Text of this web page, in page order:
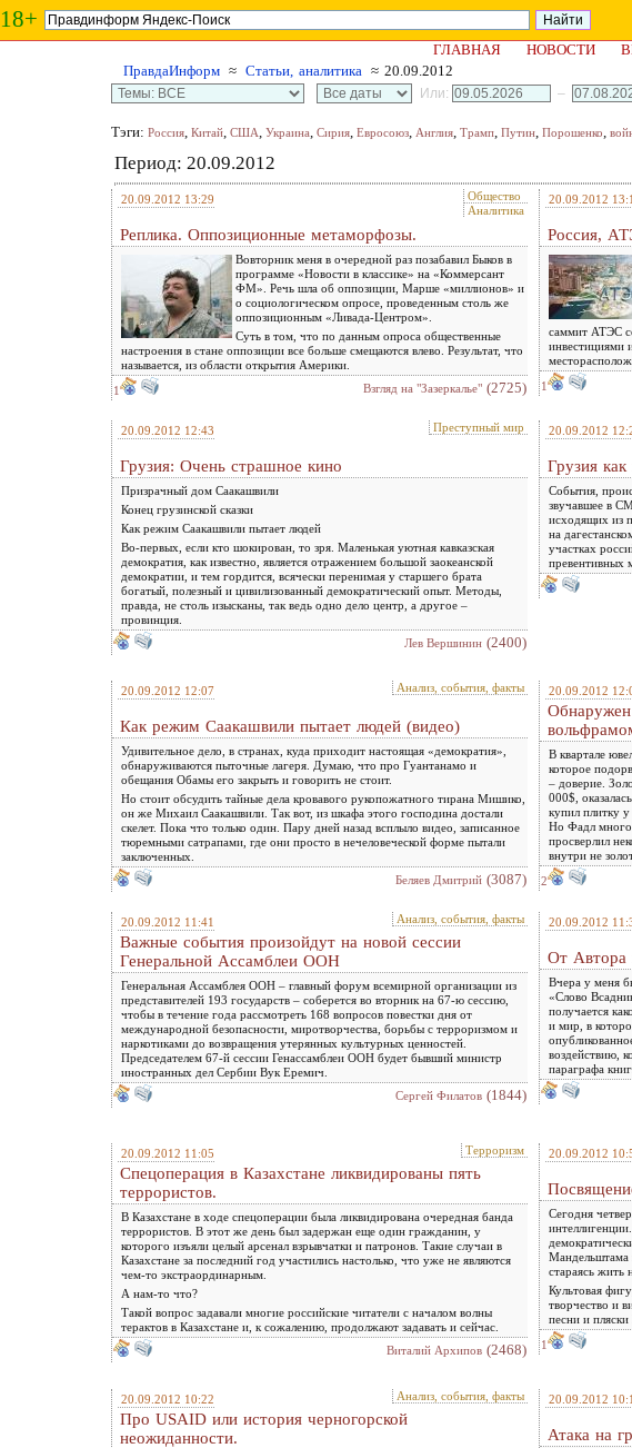
18+
ГЛАВНАЯ
НОВОСТИ
ПравдаИнформ ≈ Статьи, аналитика ≈ 20.09.2012
Или:
–
Тэги: Россия, Китай, США, Украина, Сирия, Евросоюз, Англия, Трамп, Путин, Порошенко,
Период: 20.09.2012
20.09.2012 13:29
Общество
Аналитика
Реплика. Оппозиционные метаморфозы.
Вовторник меня в очередной раз позабавил Быков в
программе «Новости в классике» на «Коммерсант
ФМ». Речь шла об оппозиции, Марше «миллионов» и
о социологическом опросе, проведенным столь же
оппозиционным «Ливада-Центром».
Суть в том, что по данным опроса общественные
настроения в стане оппозиции все больше смещаются влево. Результат, что
называется, из области открытия Америки.
1
Взгляд на "Зазеркалье" (2725)
20.09.2012
Россия,
саммит АТЭС
инвестициями
1
20.09.2012 12:43 Преступный мир
Грузия: Очень страшное кино
Призрачный дом Саакашвили
Конец грузинской сказки
Как режим Саакашвили пытает людей
Во-первых, если кто шокирован, то зря. Маленькая уютная кавказская
демократия, как известно, является отражением большой заокеанской
демократии, и тем гордится, всячески перенимая у старшего брата
богатый, полезный и цивилизованный демократический опыт. Методы,
правда, не столь изысканы, так ведь одно дело центр, а другое –
провинция.
Лев Вершинин (2400)
20.09.2012
Грузия
События,
звучавшее в
исходящих из
на
участках
превентивных
20.09.2012 12:07 Анализ, события, факты
Как режим Саакашвили пытает людей (видео)
Удивительное дело, в странах, куда приходит настоящая «демократия»,
обнаруживаются пыточные лагеря. Думаю, что про Гуантанамо и
обещания Обамы его закрыть и говорить не стоит.
Но стоит обсудить тайные дела кровавого рукопожатного тирана Мишико,
он же Михаил Саакашвили. Так вот, из шкафа этого господина достали
скелет. Пока что только один. Пару дней назад всплыло видео, записанное
тюремными сатрапами, где они просто в нечеловеческой форме пытали
заключенных.
Беляев Дмитрий (3087)
20.09.2012
Обнаружен
В квартале
которое
– доверие.
000$,
купил плитку
Но Фадл много
просверлил
внутри не
2
20.09.2012 11:41 Анализ, события, факты
Важные события произойдут на новой сессии
Генеральной Ассамблеи ООН
Генеральная Ассамблея ООН – главный форум всемирной организации из
представителей 193 государств – соберется во вторник на 67-ю сессию,
чтобы в течение года рассмотреть 168 вопросов повестки дня от
международной безопасности, миротворчества, борьбы с терроризмом и
наркотиками до возвращения утерянных культурных ценностей.
Председателем 67-й сессии Генассамблеи ООН будет бывший министр
иностранных дел Сербии Вук Еремич.
Сергей Филатов (1844)
20.09.2012
От Автора
Вчера у меня
«Слово
получается
и мир, в
воздействию,
параграфа
20.09.2012 11:05 Терроризм
Спецоперация в Казахстане ликвидированы пять
террористов.
В Казахстане в ходе спецоперации была ликвидирована очередная банда
террористов. В этот же день был задержан еще один гражданин, у
которого изъяли целый арсенал взрывчатки и патронов. Такие случаи в
Казахстане за последний год участились настолько, что уже не являются
чем-то экстраординарным.
А нам-то что?
Такой вопрос задавали многие российские читатели с началом волны
терактов в Казахстане и, к сожалению, продолжают задавать и сейчас.
Виталий Архипов (2468)
20.09.2012
Сегодня
Мандельштама
стараясь жить
Культовая
творчество и
песни и
1
20.09.2012 10:22 Анализ, события, факты
Про USAID или история черногорской
неожиданности.
20.09.2012
Атака на